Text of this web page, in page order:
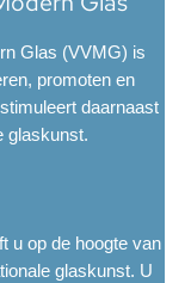
Glas (VVMG) is
promoten en
daarnaast
glaskunst.
u op de hoogte van
glaskunst. U